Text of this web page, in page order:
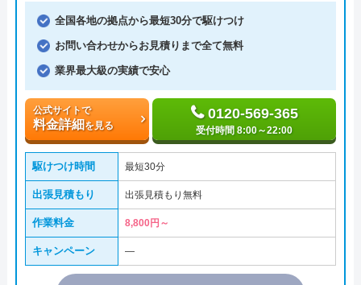
全国各地の拠点から最短30分で駆けつけ
お問い合わせからお見積りまで全て無料
業界最大級の実績で安心
公式サイトで
料金詳細 を見る
0120-569-365
受付時間 8:00～22:00
駆けつけ時間 最短30分
出張見積もり 出張見積もり無料
作業料金 8,800円～
キャンペーン ―